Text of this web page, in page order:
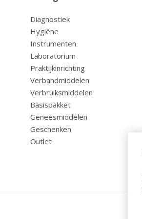
Diagnostiek
Hygiëne
Instrumenten
Laboratorium
Praktijkinrichting
Verbandmiddelen
Verbruiksmiddelen
Basispakket
Geneesmiddelen
Geschenken
Outlet